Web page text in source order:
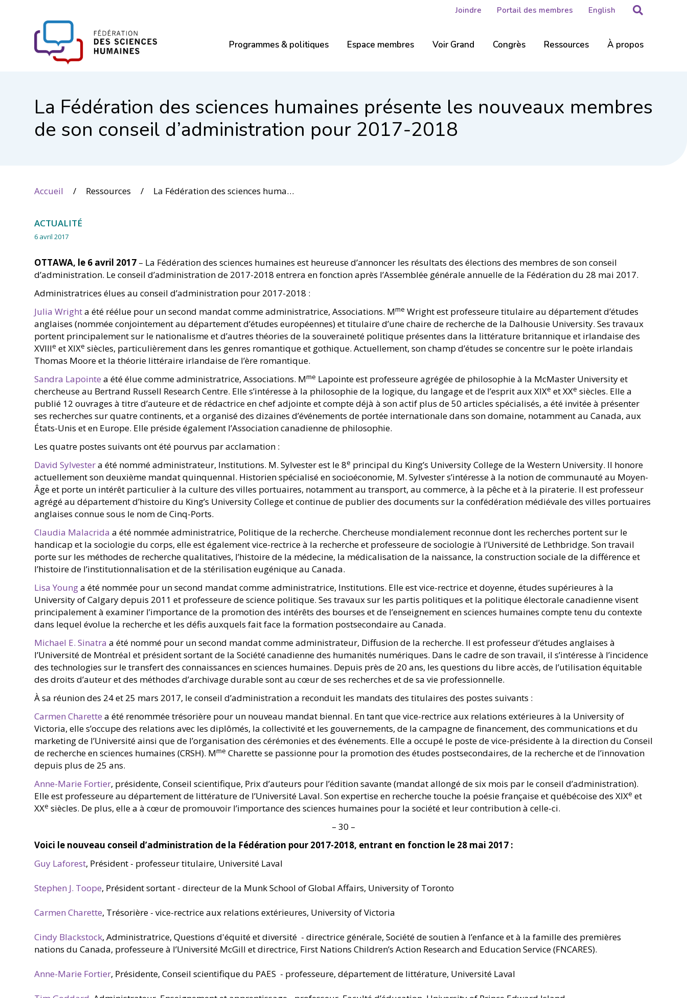
Joindre Portail des membres English Rechercher
Programmes & politiques Espace membres Voir Grand Congrès Ressources À propos
La Fédération des sciences humaines présente les nouveaux membres
de son conseil d’administration pour 2017-2018
Accueil Ressources La Fédération des sciences humaines présente les nouveaux membres de son conseil d’administration pour 2017-2018
ACTUALITÉ
6 avril 2017
OTTAWA, le 6 avril 2017 – La Fédération des sciences humaines est heureuse d’annoncer les résultats des élections des membres de son conseil
d’administration. Le conseil d’administration de 2017-2018 entrera en fonction après l’Assemblée générale annuelle de la Fédération du 28 mai 2017.
Administratrices élues au conseil d’administration pour 2017-2018 :
Julia Wrighta été réélue pour un second mandat comme administratrice, Associations. Mme Wright est professeure titulaire au département d’études
anglaises (nommée conjointement au département d’études européennes) et titulaire d’une chaire de recherche de la Dalhousie University. Ses travaux
portent principalement sur le nationalisme et d’autres théories de la souveraineté politique présentes dans la littérature britannique et irlandaise des
XVIIIe et XIXe siècles, particulièrement dans les genres romantique et gothique. Actuellement, son champ d’études se concentre sur le poète irlandais
Thomas Moore et la théorie littéraire irlandaise de l’ère romantique.
Sandra Lapointe a été élue comme administratrice, Associations. Mme Lapointe est professeure agrégée de philosophie à la McMaster University et
chercheuse au Bertrand Russell Research Centre. Elle s’intéresse à la philosophie de la logique, du langage et de l’esprit aux XIXe et XXe siècles. Elle a
publié 12 ouvrages à titre d’auteure et de rédactrice en chef adjointe et compte déjà à son actif plus de 50 articles spécialisés, a été invitée à présenter
ses recherches sur quatre continents, et a organisé des dizaines d’événements de portée internationale dans son domaine, notamment au Canada, aux
États-Unis et en Europe. Elle préside également l’Association canadienne de philosophie.
Les quatre postes suivants ont été pourvus par acclamation :
David Sylvestera été nommé administrateur, Institutions. M. Sylvester est le 8e principal du King’s University College de la Western University. Il honore
actuellement son deuxième mandat quinquennal. Historien spécialisé en socioéconomie, M. Sylvester s’intéresse à la notion de communauté au Moyen-
Âge et porte un intérêt particulier à la culture des villes portuaires, notamment au transport, au commerce, à la pêche et à la piraterie. Il est professeur
agrégé au département d’histoire du King’s University College et continue de publier des documents sur la confédération médiévale des villes portuaires
anglaises connue sous le nom de Cinq-Ports.
Claudia Malacrida a été nommée administratrice, Politique de la recherche. Chercheuse mondialement reconnue dont les recherches portent sur le
handicap et la sociologie du corps, elle est également vice-rectrice à la recherche et professeure de sociologie à l’Université de Lethbridge. Son travail
porte sur les méthodes de recherche qualitatives, l’histoire de la médecine, la médicalisation de la naissance, la construction sociale de la différence et
l’histoire de l’institutionnalisation et de la stérilisation eugénique au Canada.
Lisa Younga été nommée pour un second mandat comme administratrice, Institutions. Elle est vice-rectrice et doyenne, études supérieures à la
University of Calgary depuis 2011 et professeure de science politique. Ses travaux sur les partis politiques et la politique électorale canadienne visent
principalement à examiner l’importance de la promotion des intérêts des bourses et de l’enseignement en sciences humaines compte tenu du contexte
dans lequel évolue la recherche et les défis auxquels fait face la formation postsecondaire au Canada.
Michael E. Sinatra a été nommé pour un second mandat comme administrateur, Diffusion de la recherche. Il est professeur d’études anglaises à
l’Université de Montréal et président sortant de la Société canadienne des humanités numériques. Dans le cadre de son travail, il s’intéresse à l’incidence
des technologies sur le transfert des connaissances en sciences humaines. Depuis près de 20 ans, les questions du libre accès, de l’utilisation équitable
des droits d’auteur et des méthodes d’archivage durable sont au cœur de ses recherches et de sa vie professionnelle.
À sa réunion des 24 et 25 mars 2017, le conseil d’administration a reconduit les mandats des titulaires des postes suivants :
Carmen Charette a été renommée trésorière pour un nouveau mandat biennal. En tant que vice-rectrice aux relations extérieures à la University of
Victoria, elle s’occupe des relations avec les diplômés, la collectivité et les gouvernements, de la campagne de financement, des communications et du
marketing de l’Université ainsi que de l’organisation des cérémonies et des événements. Elle a occupé le poste de vice-présidente à la direction du Conseil
de recherche en sciences humaines (CRSH). Mme Charette se passionne pour la promotion des études postsecondaires, de la recherche et de l’innovation
depuis plus de 25 ans.
Anne-Marie Fortier, présidente, Conseil scientifique, Prix d’auteurs pour l’édition savante (mandat allongé de six mois par le conseil d’administration).
Elle est professeure au département de littérature de l’Université Laval. Son expertise en recherche touche la poésie française et québécoise des XIXe et
XXe siècles. De plus, elle a à cœur de promouvoir l’importance des sciences humaines pour la société et leur contribution à celle-ci.
– 30 –
Voici le nouveau conseil d’administration de la Fédération pour 2017-2018, entrant en fonction le 28 mai 2017 :
Guy Laforest, Président - professeur titulaire, Université Laval
Stephen J. Toope, Président sortant - directeur de la Munk School of Global Affairs, University of Toronto
Carmen Charette, Trésorière - vice-rectrice aux relations extérieures, University of Victoria
Cindy Blackstock, Administratrice, Questions d'équité et diversité - directrice générale, Société de soutien à l’enfance et à la famille des premières
nations du Canada, professeure à l’Université McGill et directrice, First Nations Children’s Action Research and Education Service (FNCARES).
Anne-Marie Fortier, Présidente, Conseil scientifique du PAES - professeure, département de littérature, Université Laval